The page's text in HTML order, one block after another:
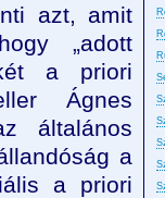
azt, amit
„adott
a priori
Ágnes
általános
a
a priori